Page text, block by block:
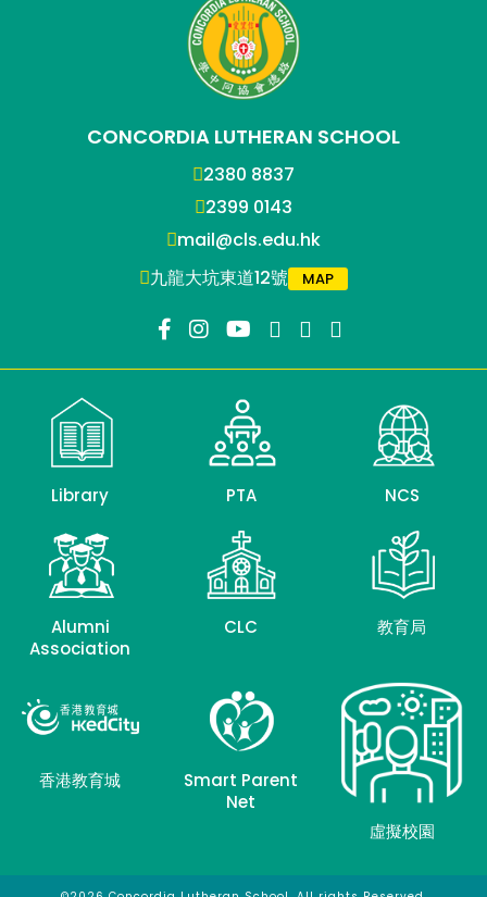
CONCORDIA LUTHERAN SCHOOL
2380 8837
2399 0143
mail@cls.edu.hk
九龍大坑東道12號
MAP
Library PTA NCS
Alumni
Association
CLC 教育局
香港教育城
Smart Parent
Net
虛擬校園